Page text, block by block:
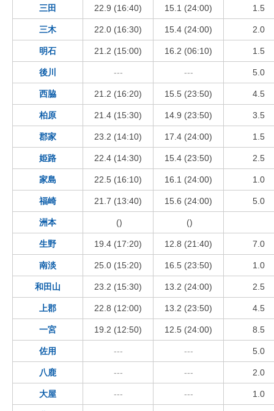
三田 22.9 (16:40) 15.1 (24:00) 1.5
三木 22.0 (16:30) 15.4 (24:00) 2.0
明石 21.2 (15:00) 16.2 (06:10) 1.5
後川 --- --- 5.0
西脇 21.2 (16:20) 15.5 (23:50) 4.5
柏原 21.4 (15:30) 14.9 (23:50) 3.5
郡家 23.2 (14:10) 17.4 (24:00) 1.5
姫路 22.4 (14:30) 15.4 (23:50) 2.5
家島 22.5 (16:10) 16.1 (24:00) 1.0
福崎 21.7 (13:40) 15.6 (24:00) 5.0
洲本 () ()
生野 19.4 (17:20) 12.8 (21:40) 7.0
南淡 25.0 (15:20) 16.5 (23:50) 1.0
和田山 23.2 (15:30) 13.2 (24:00) 2.5
上郡 22.8 (12:00) 13.2 (23:50) 4.5
一宮 19.2 (12:50) 12.5 (24:00) 8.5
佐用 --- --- 5.0
八鹿 --- --- 2.0
大屋 --- --- 1.0